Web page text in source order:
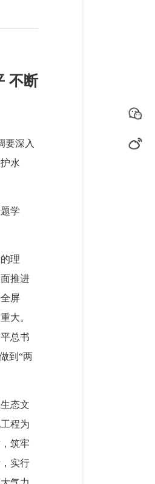
不断
要深入
水
学
理
推进
屏
大。
总书
到“两
态文
程为
筑牢
实行